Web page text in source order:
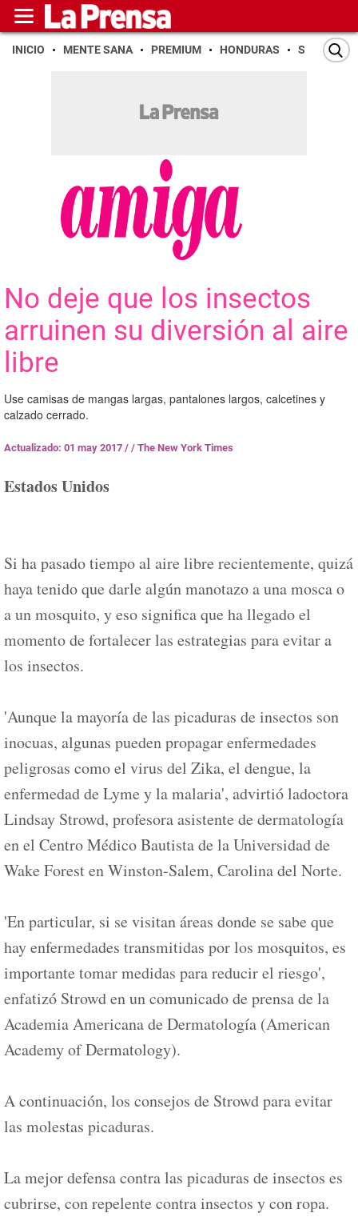
INICIO MENTE SANA PREMIUM HONDURAS SAN PEDRO
No deje que los insectos
arruinen su diversión al aire
libre
Use camisas de mangas largas, pantalones largos, calcetines y
calzado cerrado.
Actualizado: 01 may 2017 / / The New York Times
Estados Unidos
Si ha pasado tiempo al aire libre recientemente, quizá
haya tenido que darle algún manotazo a una mosca o
a un mosquito, y eso significa que ha llegado el
momento de fortalecer las estrategias para evitar a
los insectos.
'Aunque la mayoría de las picaduras de insectos son
inocuas, algunas pueden propagar enfermedades
peligrosas como el virus del Zika, el dengue, la
enfermedad de Lyme y la malaria', advirtió ladoctora
Lindsay Strowd, profesora asistente de dermatología
en el Centro Médico Bautista de la Universidad de
Wake Forest en Winston-Salem, Carolina del Norte.
'En particular, si se visitan áreas donde se sabe que
hay enfermedades transmitidas por los mosquitos, es
importante tomar medidas para reducir el riesgo',
enfatizó Strowd en un comunicado de prensa de la
Academia Americana de Dermatología (American
Academy of Dermatology).
A continuación, los consejos de Strowd para evitar
las molestas picaduras.
La mejor defensa contra las picaduras de insectos es
cubrirse, con repelente contra insectos y con ropa.